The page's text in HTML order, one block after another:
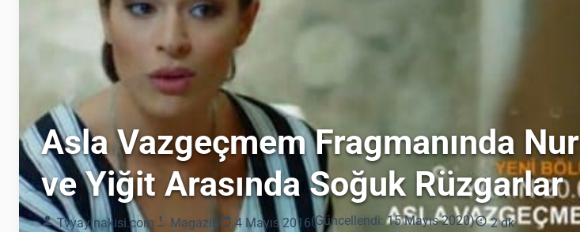
Asla Vazgeçmem Fragmanında Nur
ve Yiğit Arasında Soğuk Rüzgarlar
Tvyayinakisi.com Magazin 4 Mayıs 2016(Güncellendi: 15 Mayıs 2020) 2 dk